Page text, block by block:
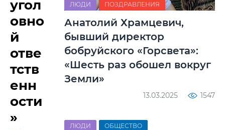
угол
овно
й
отве
тств
енн
ости
»
ЛЮДИ ПОЗДРАВЛЕНИЯ
Анатолий Храмцевич,
бывший директор
бобруйского «Горсвета»:
«Шесть раз обошел вокруг
Земли»
13.03.2025 1547
ЛЮДИ ОБЩЕСТВО